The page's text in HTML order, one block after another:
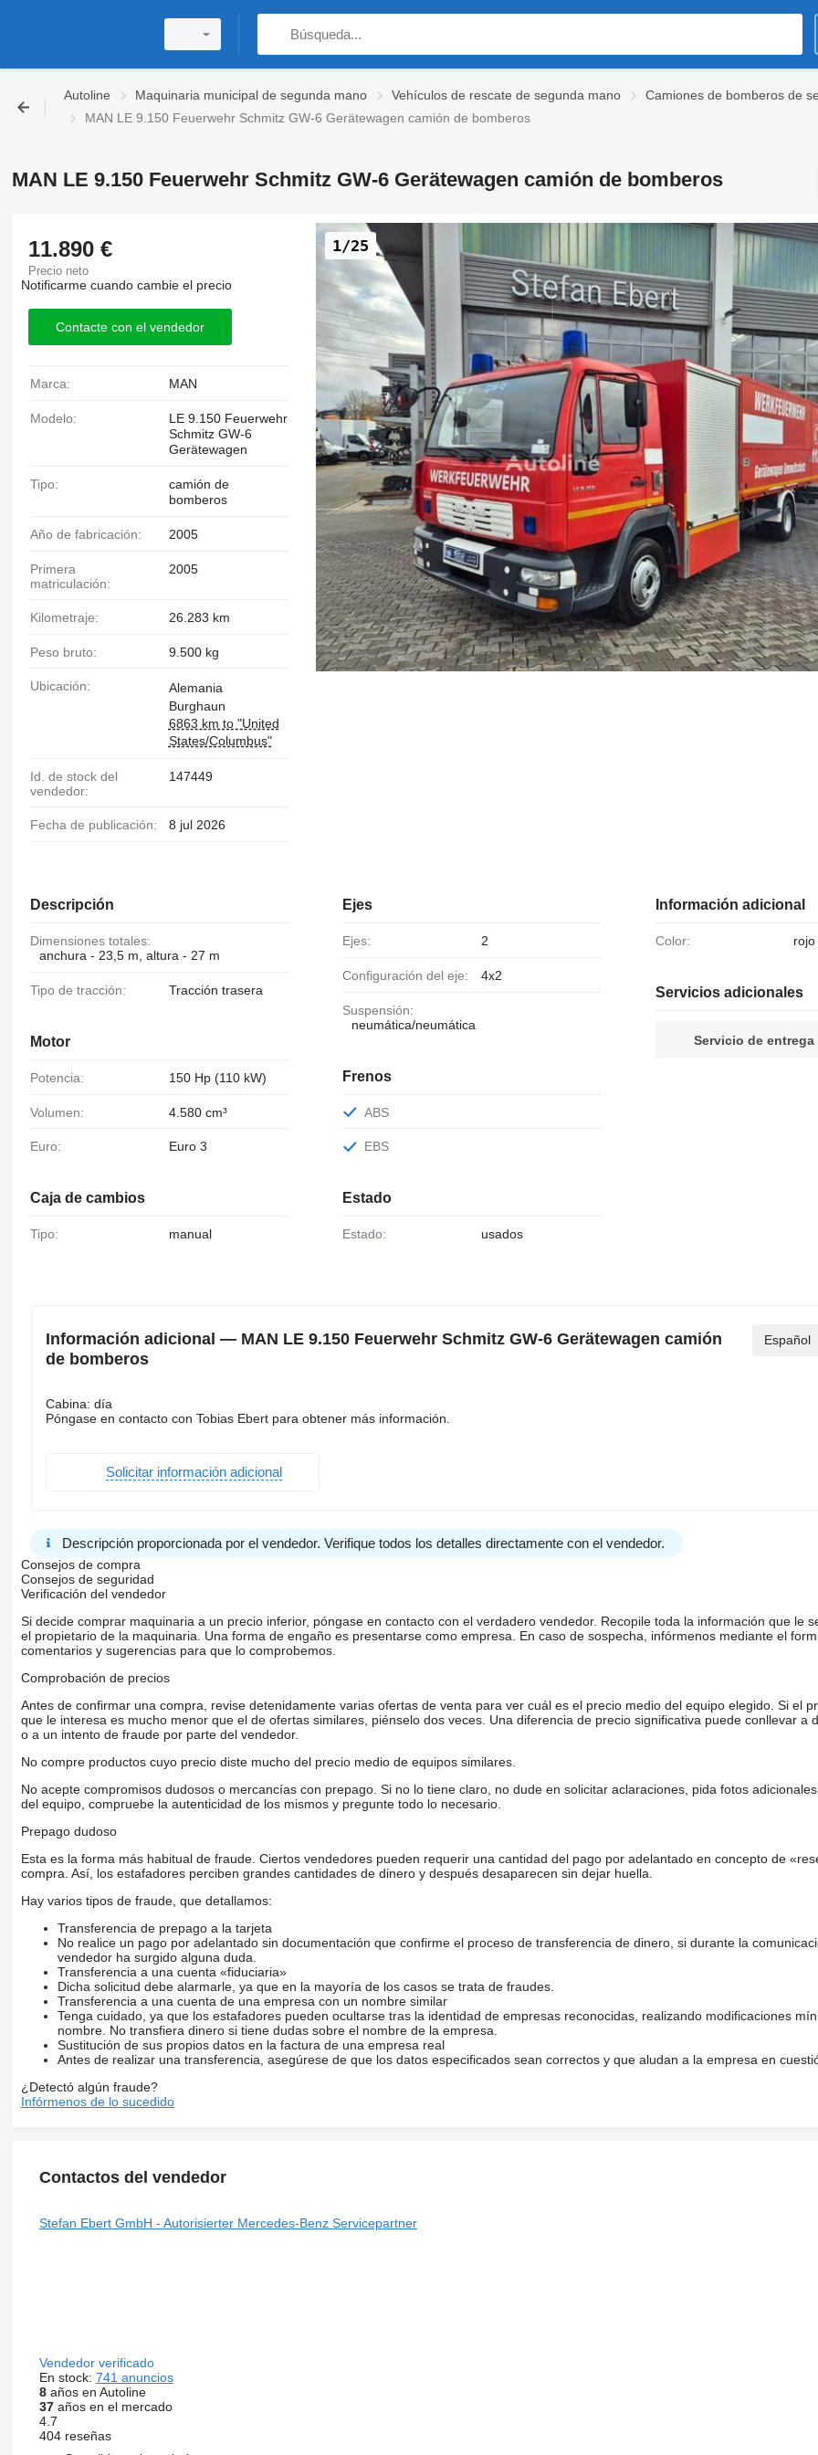
Autoline Maquinaria municipal de segunda mano Vehículos de rescate de segunda mano
Camiones de bomberos de
MAN LE 9.150 Feuerwehr Schmitz GW-6 Gerätewagen camión de bomberos
MAN LE 9.150 Feuerwehr Schmitz GW-6 Gerätewagen camión de bomberos
1/25
11.890 €
Precio neto
Notificarme cuando cambie el precio
Contacte con el vendedor
Marca: MAN
Modelo:
LE 9.150 Feuerwehr
Schmitz GW-6
Gerätewagen
Tipo:
camión de
bomberos
Año de fabricación: 2005
Primera
matriculación:
2005
Kilometraje: 26.283 km
Peso bruto: 9.500 kg
Ubicación:
Alemania
Burghaun
6863 km to "United
States/Columbus"
Id. de stock del
vendedor:
147449
Fecha de publicación: 8 jul 2026
Descripción
Dimensiones totales:
anchura - 23,5 m, altura - 27 m
Tipo de tracción: Tracción trasera
Motor
Potencia: 150 Hp (110 kW)
Volumen: 4.580 cm³
Euro: Euro 3
Caja de cambios
Tipo: manual
Ejes
Ejes: 2
Configuración del eje: 4x2
Suspensión:
neumática/neumática
Frenos
ABS
EBS
Estado
Estado: usados
Información adicional
Color: rojo
Servicios adicionales
Servicio de
Información adicional — MAN LE 9.150 Feuerwehr Schmitz GW-6 Gerätewagen camión
de bomberos
Español
Cabina: día
Póngase en contacto con Tobias Ebert para obtener más información.
Solicitar información adicional
Descripción proporcionada por el vendedor. Verifique todos los detalles directamente con el vendedor.
Consejos de compra
Consejos de seguridad
Verificación del vendedor
Si decide comprar maquinaria a un precio inferior, póngase en contacto con el verdadero vendedor. Recopile toda la información que le
el propietario de la maquinaria. Una forma de engaño es presentarse como empresa. En caso de sospecha, infórmenos mediante el
comentarios y sugerencias para que lo comprobemos.
Comprobación de precios
Antes de confirmar una compra, revise detenidamente varias ofertas de venta para ver cuál es el precio medio del equipo elegido. Si el
que le interesa es mucho menor que el de ofertas similares, piénselo dos veces. Una diferencia de precio significativa puede conllevar a
o a un intento de fraude por parte del vendedor.
No compre productos cuyo precio diste mucho del precio medio de equipos similares.
No acepte compromisos dudosos o mercancías con prepago. Si no lo tiene claro, no dude en solicitar aclaraciones, pida fotos
del equipo, compruebe la autenticidad de los mismos y pregunte todo lo necesario.
Prepago dudoso
Esta es la forma más habitual de fraude. Ciertos vendedores pueden requerir una cantidad del pago por adelantado en concepto de
compra. Así, los estafadores perciben grandes cantidades de dinero y después desaparecen sin dejar huella.
Hay varios tipos de fraude, que detallamos:
Transferencia de prepago a la tarjeta
No realice un pago por adelantado sin documentación que confirme el proceso de transferencia de dinero, si durante la
vendedor ha surgido alguna duda.
Transferencia a una cuenta «fiduciaria»
Dicha solicitud debe alarmarle, ya que en la mayoría de los casos se trata de fraudes.
Transferencia a una cuenta de una empresa con un nombre similar
Tenga cuidado, ya que los estafadores pueden ocultarse tras la identidad de empresas reconocidas, realizando modificaciones
nombre. No transfiera dinero si tiene dudas sobre el nombre de la empresa.
Sustitución de sus propios datos en la factura de una empresa real
Antes de realizar una transferencia, asegúrese de que los datos especificados sean correctos y que aludan a la empresa en
¿Detectó algún fraude?
Infórmenos de lo sucedido
Contactos del vendedor
Stefan Ebert GmbH - Autorisierter Mercedes-Benz Servicepartner
Vendedor verificado
En stock: 741 anuncios
8años en Autoline
37años en el mercado
4.7
404 reseñas